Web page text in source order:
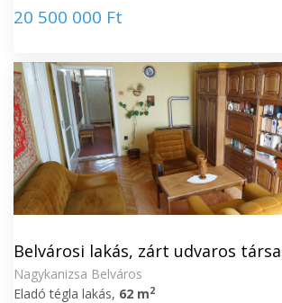
20 500 000 Ft
Belvárosi lakás, zárt udvaros
Nagykanizsa Belváros
Eladó tégla lakás, 62 m2